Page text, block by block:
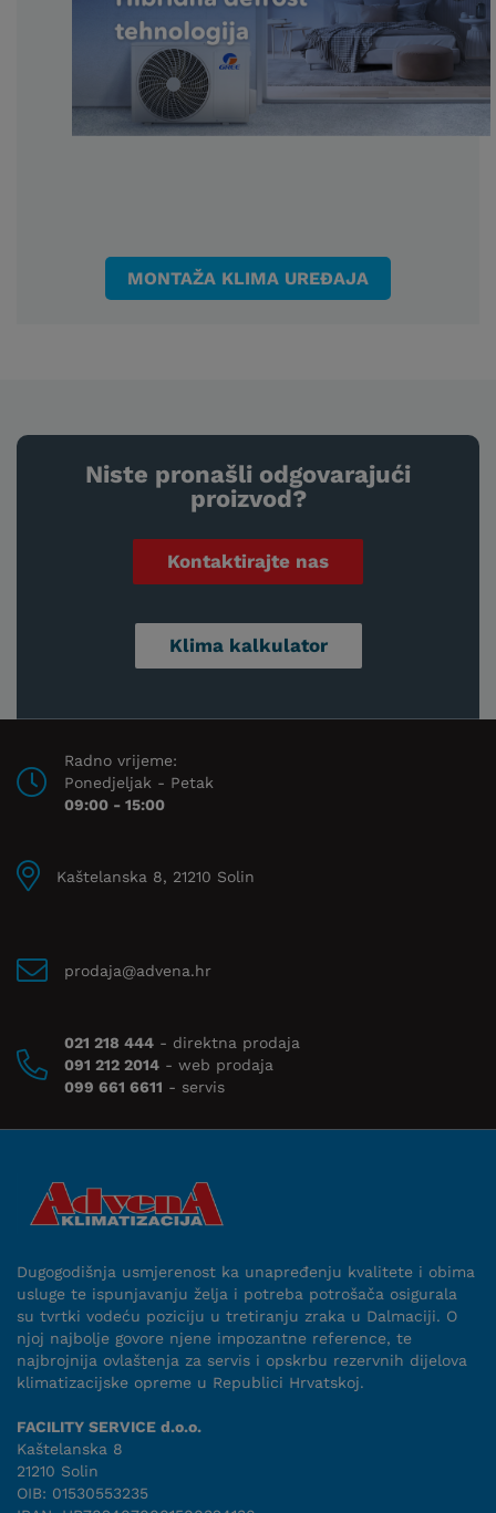
MONTAŽA KLIMA UREĐAJA
Niste pronašli odgovarajući
proizvod?
Kontaktirajte nas
Klima kalkulator
Radno vrijeme:
Ponedjeljak - Petak
09:00 - 15:00
Kaštelanska 8, 21210 Solin
prodaja@advena.hr
021 218 444 - direktna prodaja
091 212 2014 - web prodaja
099 661 6611 - servis
Dugogodišnja usmjerenost ka unapređenju kvalitete i obima
usluge te ispunjavanju želja i potreba potrošača osigurala
su tvrtki vodeću poziciju u tretiranju zraka u Dalmaciji. O
njoj najbolje govore njene impozantne reference, te
najbrojnija ovlaštenja za servis i opskrbu rezervnih dijelova
klimatizacijske opreme u Republici Hrvatskoj.
FACILITY SERVICE d.o.o.
Kaštelanska 8
21210 Solin
OIB: 01530553235